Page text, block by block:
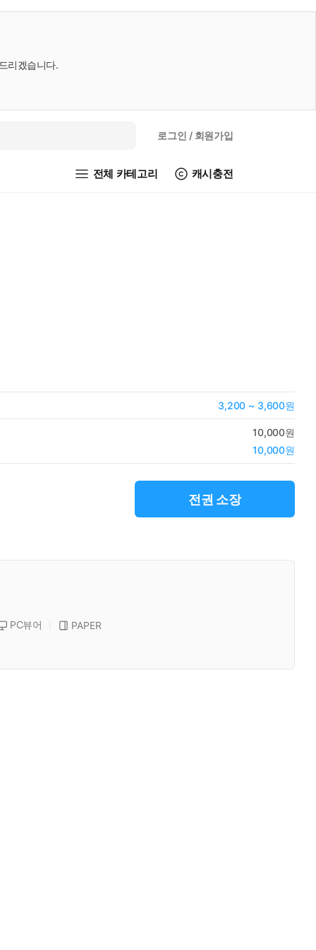
리겠습니다.
로그인 / 회원가입
전체 카테고리 캐시충전
3,200 ~ 3,600원
10,000원
10,000원
전권 소장
PC뷰어 PAPER